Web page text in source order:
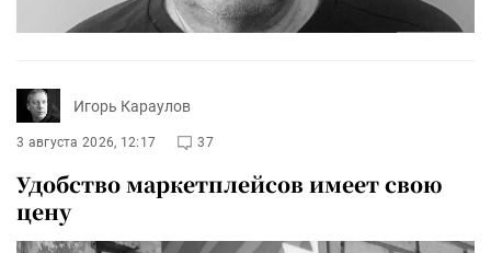
Игорь Караулов
3 августа 2026, 12:17 37
Удобство маркетплейсов имеет свою
цену